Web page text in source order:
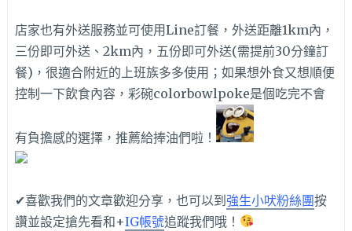
店家也有外送服務並可使用Line訂餐，外送距離1km內，
三份即可外送、2km內，五份即可外送(需提前30分鐘訂
餐)，很適合附近的上班族多多使用；如果想外食又想順便
控制一下飲食內容，彩碗colorbowlpoke是個吃完不會
有負擔感的選擇，推薦給捧油們啦！
✔喜歡我們的文章歡迎分享，也可以到強生小吠粉絲團按
讚並設定搶先看和+IG帳號追蹤我們哦！